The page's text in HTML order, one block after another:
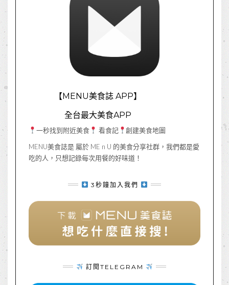
【MENU美食誌 APP】
全台最大美食APP
一秒找到附近美食 看食記
創建美食地圖
MENU美食誌是 屬於 ME n U 的美食分享社群，我們都是愛
吃的人，只想記錄每次用餐的好味道！
3秒鐘加入我們
訂閱TELEGRAM